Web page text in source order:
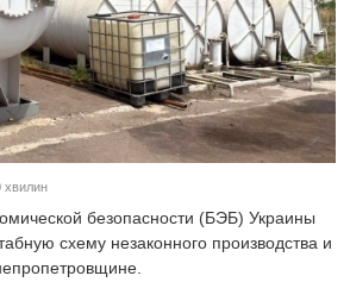
хвилин
безопасности (БЭБ) Украины
схему незаконного производства и